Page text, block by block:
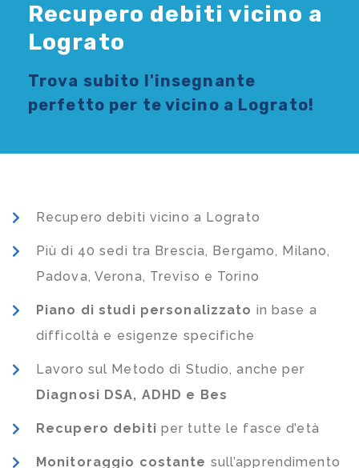
Recupero debiti vicino a
Lograto
Trova subito l'insegnante
perfetto per te vicino a Lograto!
Recupero debiti vicino a Lograto
Più di 40 sedi tra Brescia, Bergamo, Milano,
Padova, Verona, Treviso e Torino
Piano di studi personalizzato in base a
difficoltà e esigenze specifiche
Lavoro sul Metodo di Studio, anche per
Diagnosi DSA, ADHD e Bes
Recupero debiti per tutte le fasce d’età
Monitoraggio costante sull’apprendimento